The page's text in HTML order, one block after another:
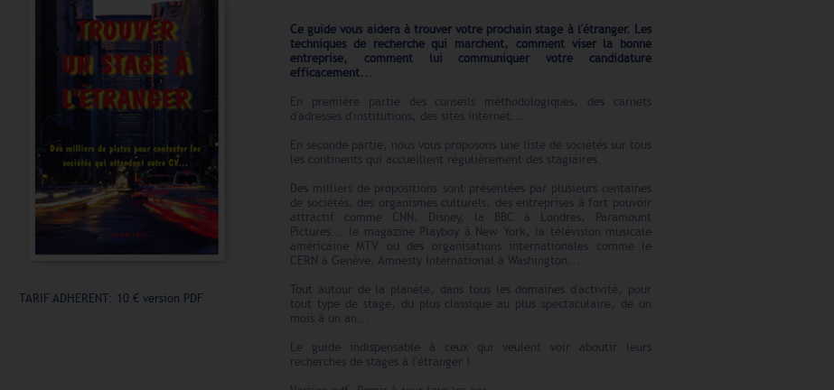
TARIF ADHERENT: 10 € version PDF
Ce guide vous aidera à trouver votre prochain stage à l'étranger. Les
techniques de recherche qui marchent, comment viser la bonne
entreprise, comment lui communiquer votre candidature
efficacement...
En première partie des conseils méthodologiques, des carnets
d'adresses d'institutions, des sites internet...
En seconde partie, nous vous proposons une liste de sociétés sur tous
les continents qui accueillent régulièrement des stagiaires.
Des milliers de propositions sont présentées par plusieurs centaines
de sociétés, des organismes culturels, des entreprises à fort pouvoir
attractif comme CNN, Disney, la BBC à Londres, Paramount
Pictures... le magazine Playboy à New York, la télévision musicale
américaine MTV ou des organisations internationales comme le
CERN à Genève, Amnesty International à Washington...
Tout autour de la planète, dans tous les domaines d'activité, pour
tout type de stage, du plus classique au plus spectaculaire, de un
mois à un an...
Le guide indispensable à ceux qui veulent voir aboutir leurs
recherches de stages à l'étranger !